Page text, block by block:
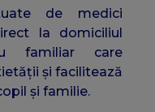
de medici
la domiciliul
familiar care
și facilitează
și familie.